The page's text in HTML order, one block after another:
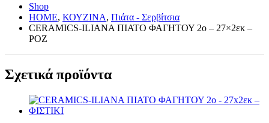
Shop
HOME, ΚΟΥΖΙΝΑ, Πιάτα - Σερβίτσια
CERAMICS-ILIANA ΠΙΑΤΟ ΦΑΓΗΤΟΥ 2ο – 27×2εκ –
ΡΟΖ
Σχετικά προϊόντα